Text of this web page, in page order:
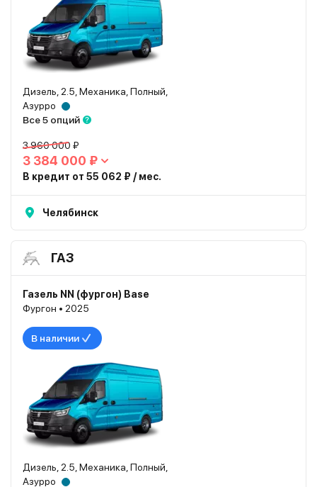
Дизель, 2.5, Механика, Полный,
Азурро
Все 5 опций
3 960 000 ₽
3 384 000 ₽
В кредит от 55 062 ₽ / мес.
Челябинск
ГАЗ
Газель NN (фургон) Base
Фургон • 2025
В наличии
Дизель, 2.5, Механика, Полный,
Азурро